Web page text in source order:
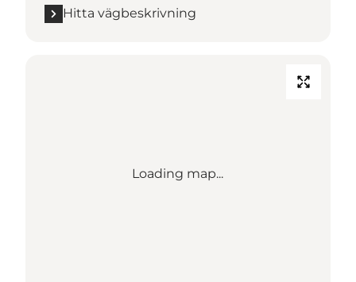
Hitta vägbeskrivning
Loading map...